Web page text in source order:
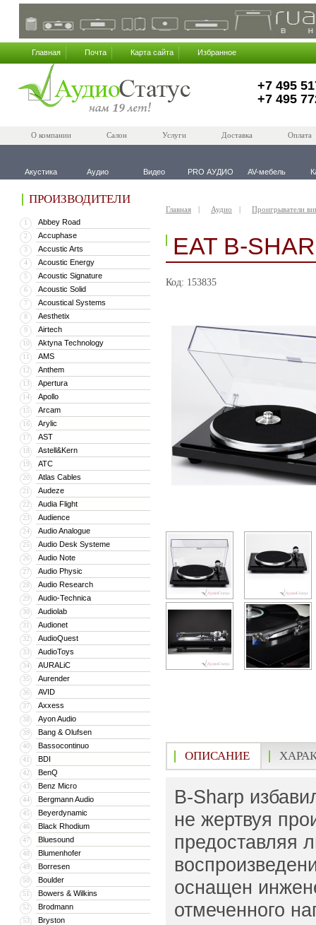
Главная Почта Карта сайта Избранное
+7 495
+7 495
О компании Салон Услуги Доставка Оплата
Акустика Аудио Видео PRO АУДИО AV-мебель
ПРОИЗВОДИТЕЛИ
1 Abbey Road
2 Accuphase
3 Accustic Arts
4 Acoustic Energy
5 Acoustic Signature
6 Acoustic Solid
7 Acoustical Systems
8 Aesthetix
9 Airtech
10 Aktyna Technology
11 AMS
12 Anthem
13 Apertura
14 Apollo
15 Arcam
16 Arylic
17 AST
18 Astell&Kern
19 ATC
20 Atlas Cables
21 Audeze
22 Audia Flight
23 Audience
24 Audio Analogue
25 Audio Desk Systeme
26 Audio Note
27 Audio Physic
28 Audio Research
29 Audio-Technica
30 Audiolab
31 Audionet
32 AudioQuest
33 AudioToys
34 AURALiC
35 Aurender
36 AVID
37 Axxess
38 Ayon Audio
39 Bang & Olufsen
40 Bassocontinuo
41 BDI
42 BenQ
43 Benz Micro
44 Bergmann Audio
45 Beyerdynamic
46 Black Rhodium
47 Bluesound
48 Blumenhofer
49 Borresen
50 Boulder
51 Bowers & Wilkins
52 Brodmann
53 Bryston
Главная Аудио Проигрыватели
EAT B-
Код: 153835
ОПИСАНИЕ
B-Sharp
не жертвуя
предоставляя
оснащен
отмеченного